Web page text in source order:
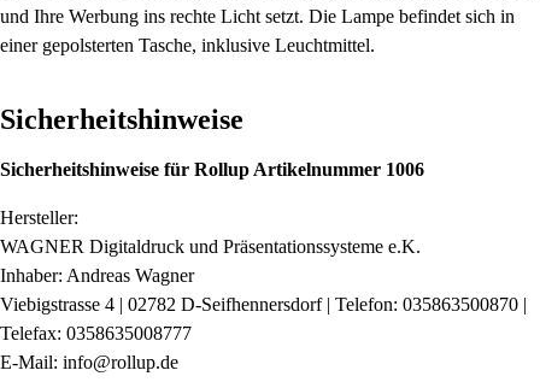
und Ihre Werbung ins rechte Licht setzt. Die Lampe befindet sich in
einer gepolsterten Tasche, inklusive Leuchtmittel.
Sicherheitshinweise
Sicherheitshinweise für Rollup Artikelnummer 1006
Hersteller:
WAGNER Digitaldruck und Präsentationssysteme e.K.
Inhaber: Andreas Wagner
Viebigstrasse 4 | 02782 D-Seifhennersdorf | Telefon: 035863500870 |
Telefax: 0358635008777
E-Mail: info@rollup.de